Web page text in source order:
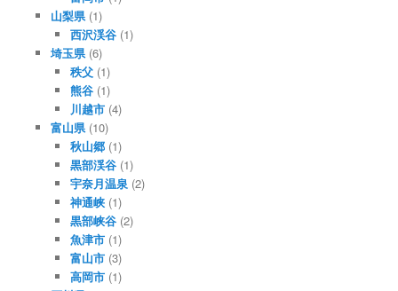
山梨県(1)
西沢渓谷 (1)
埼玉県(6)
秩父 (1)
熊谷 (1)
川越市 (4)
富山県(10)
秋山郷 (1)
黒部渓谷 (1)
宇奈月温泉 (2)
神通峡 (1)
黒部峡谷 (2)
魚津市 (1)
富山市 (3)
高岡市 (1)